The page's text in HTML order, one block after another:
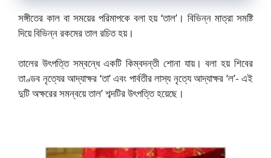
সঙ্গীতের কাল বা সময়ের পরিমাপকে বলা হয় ‘তাল’। বিভিন্ন মাত্রা সমষ্টি
দিয়ে বিভিন্ন রকমের তাল রচিত হয়।
তালের উৎপত্তি সম্বন্ধে একটি কিম্বদন্তী শোনা যায়। বলা হয় শিবের
তাণ্ডব নৃত্যের আদ্যাক্ষর ‘তা’ এবং পার্বতীর লাস্য নৃত্যে আদ্যাক্ষর ‘ল’- এই
দুটি অক্ষরের সমন্বয়ে তাল’ শব্দটির উৎপত্তি হয়েছে।